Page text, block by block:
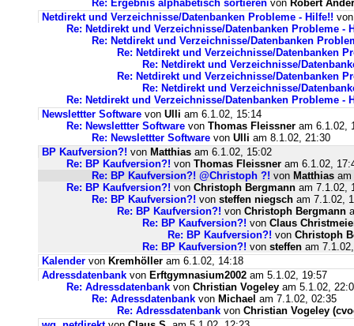
Re: Ergebnis alphabetisch sortieren von Robert
Netdirekt und Verzeichnisse/Datenbanken Probleme - Hilfe!!
Re: Netdirekt und Verzeichnisse/Datenbanken Probleme -
Re: Netdirekt und Verzeichnisse/Datenbanken
Re: Netdirekt und Verzeichnisse/Datenbanken
Re: Netdirekt und Verzeichnisse/
Re: Netdirekt und Verzeichnisse/Datenbanken
Re: Netdirekt und Verzeichnisse/
Re: Netdirekt und Verzeichnisse/Datenbanken Probleme -
Newslettter Software von Ulli am 6.1.02, 15:14
Re: Newslettter Software von Thomas Fleissner am 6.1.02,
Re: Newslettter Software von Ulli am 8.1.02, 21:30
BP Kaufversion?! von Matthias am 6.1.02, 15:02
Re: BP Kaufversion?! von Thomas Fleissner am 6.1.02,
Re: BP Kaufversion?! @Christoph ?! von Matthias am
Re: BP Kaufversion?! von Christoph Bergmann am 7.1.02,
Re: BP Kaufversion?! von steffen niegsch am 7.1.02,
Re: BP Kaufversion?! von Christoph Bergmann
Re: BP Kaufversion?! von Claus
Re: BP Kaufversion?! von Christoph
Re: BP Kaufversion?! von steffen am
Kalender von Kremhöller am 6.1.02, 14:18
Adressdatenbank von Erftgymnasium2002 am 5.1.02, 19:57
Re: Adressdatenbank von Christian Vogeley am 5.1.02,
Re: Adressdatenbank von Michael am 7.1.02, 02:35
Re: Adressdatenbank von Christian Vogeley